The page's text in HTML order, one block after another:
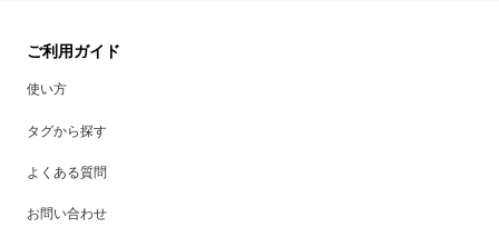
ご利用ガイド
使い方
タグから探す
よくある質問
お問い合わせ